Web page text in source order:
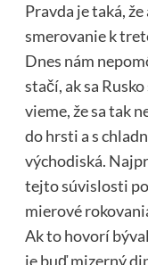
Pravda je taká,
smerovanie k
Dnes nám
stačí, ak sa
vieme, že sa tak
do hrsti a s
východiská.
tejto súvislosti
mierové
Ak to hovorí
je buď mizerný